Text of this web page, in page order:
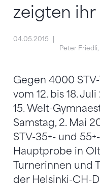
zeigten ihr
04.05.2015
Peter
Gegen 4000
vom 12. bis 18.
15. Welt-
Samstag, 2. Mai
STV-35+- und
Hauptprobe in
Turnerinnen und
der Helsinki-CH-